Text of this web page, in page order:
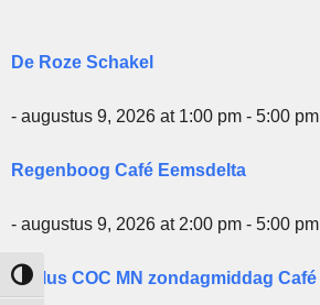
Keuze voor hoog contrast
De Roze Schakel
- augustus 9, 2026 at 1:00 pm - 5:00 pm
Regenboog Café Eemsdelta
- augustus 9, 2026 at 2:00 pm - 5:00 pm
50plus COC MN zondagmiddag Café